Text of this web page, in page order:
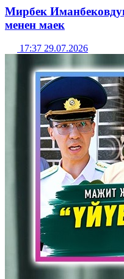
Мирбек
менен маек
17:37 29.07.2026